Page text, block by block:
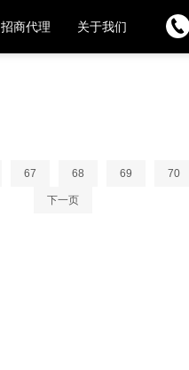
招商代理 关于我们
67 68 69 70
下一页